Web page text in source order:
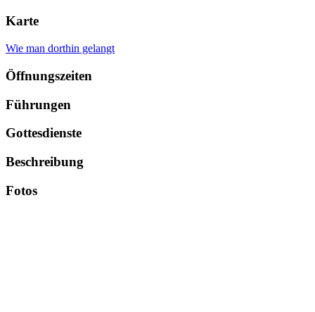
Karte
Wie man dorthin gelangt
Öffnungszeiten
Führungen
Gottesdienste
Beschreibung
Fotos